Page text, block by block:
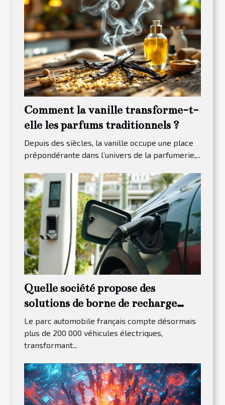
Comment la vanille transforme-t-
elle les parfums traditionnels ?
Depuis des siècles, la vanille occupe une place
prépondérante dans l’univers de la parfumerie,...
Quelle société propose des
solutions de borne de recharge
pour les entreprises sarthoises ?
Le parc automobile français compte désormais
plus de 200 000 véhicules électriques,
transformant...